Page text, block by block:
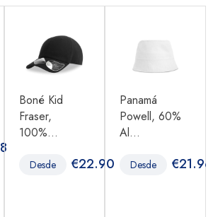
Boné Kid
Fraser,
100%...
Desde €22.90
Panamá
Powell, 60%
Al...
Desde €21.96